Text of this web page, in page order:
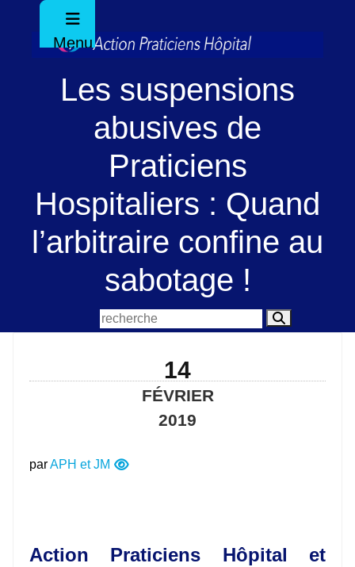
Menu
Les suspensions
abusives de
Praticiens
Hospitaliers : Quand
l’arbitraire confine au
sabotage !
14
FÉVRIER
2019
parAPH et JM
Action Praticiens Hôpital et